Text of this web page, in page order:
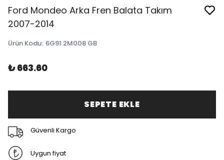
Ford Mondeo Arka Fren Balata Takım
2007-2014
Ürün Kodu: 6G91 2M008 GB
₺ 663.60
SEPETE EKLE
Güvenli Kargo
Uygun fiyat